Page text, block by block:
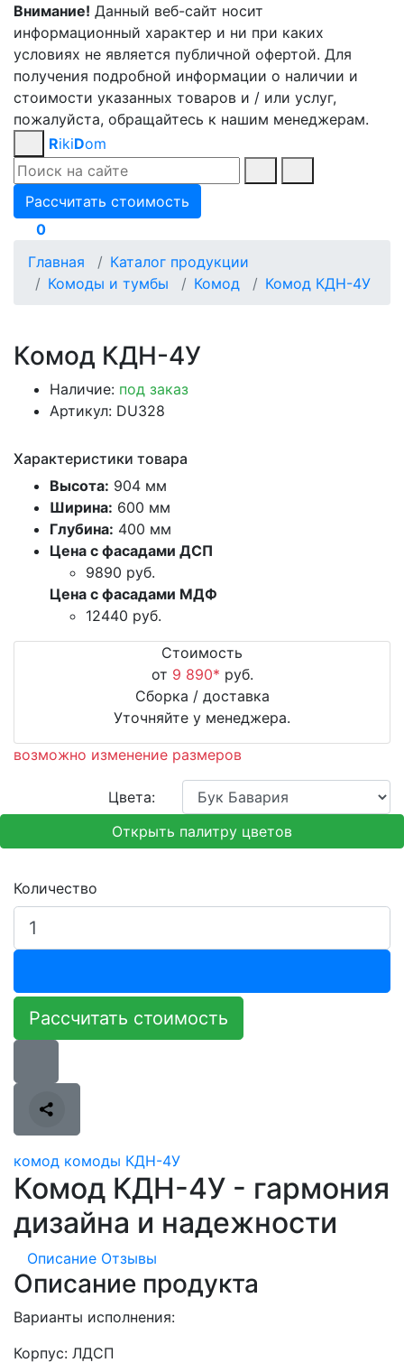
Внимание! Данный веб-сайт носит
информационный характер и ни при каких
условиях не является публичной офертой. Для
получения подробной информации о наличии и
стоимости указанных товаров и / или услуг,
пожалуйста, обращайтесь к нашим менеджерам.
RikiDom
Рассчитать стоимость
0
Главная
Каталог продукции
Комоды и тумбы
Комод Комод КДН-4У
Комод КДН-4У
Наличие: под заказ
Артикул: DU328
Характеристики товара
Высота: 904 мм
Ширина: 600 мм
Глубина: 400 мм
Цена с фасадами ДСП
9890 руб.
Цена с фасадами МДФ
12440 руб.
Стоимость
от 9 890* руб.
Сборка / доставка
Уточняйте у менеджера.
возможно изменение размеров
Цвета:
Открыть палитру цветов
Количество
Рассчитать стоимость
комод комоды КДН-4У
Комод КДН-4У - гармония
дизайна и надежности
Описание Отзывы
Описание продукта
Варианты исполнения:
Корпус: ЛДСП